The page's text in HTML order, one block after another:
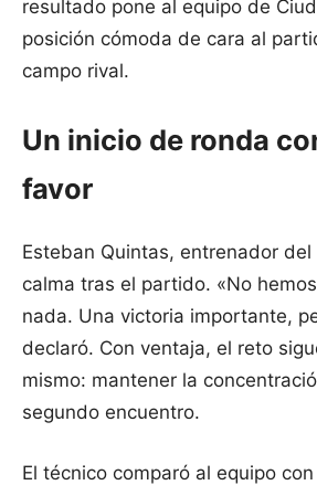
resultado pone al equipo de
posición cómoda de cara al
campo rival.
Un inicio de ronda
favor
Esteban Quintas, entrenador
calma tras el partido. «No
nada. Una victoria importante,
declaró. Con ventaja, el reto
mismo: mantener la
segundo encuentro.
El técnico comparó al equipo